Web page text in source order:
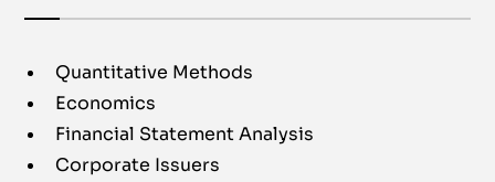
Quantitative Methods
Economics
Financial Statement Analysis
Corporate Issuers